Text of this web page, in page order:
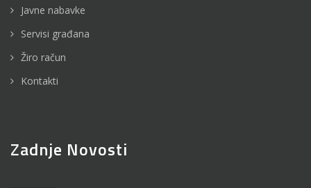
Javne nabavke
Servisi građana
Žiro račun
Kontakti
Zadnje Novosti